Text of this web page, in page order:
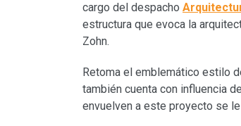
cargo del despacho
estructura que evoca la
Zohn.
Retoma el emblemático estilo
también cuenta con influencia
envuelven a este proyecto se